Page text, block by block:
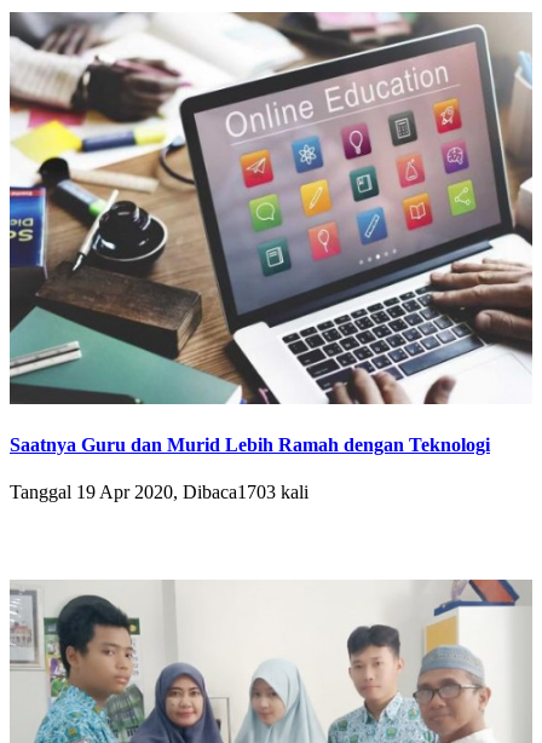
Saatnya Guru dan Murid Lebih Ramah dengan Teknologi
Tanggal 19 Apr 2020, Dibaca1703 kali